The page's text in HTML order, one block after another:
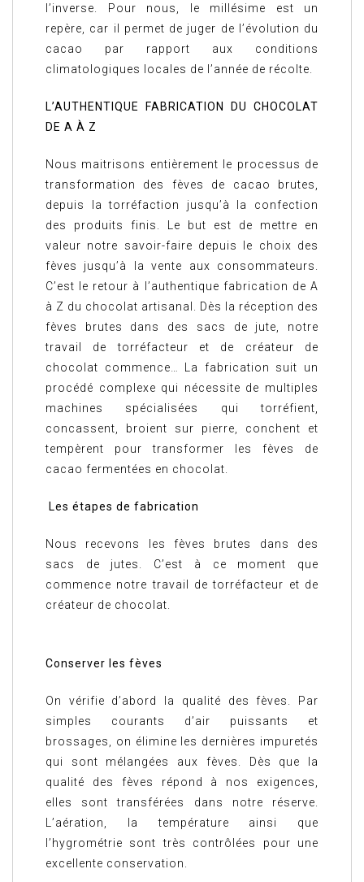
l’inverse. Pour nous, le millésime est un
repère, car il permet de juger de l’évolution du
cacao par rapport aux conditions
climatologiques locales de l’année de récolte.
L’AUTHENTIQUE FABRICATION DU CHOCOLAT
DE A À Z
Nous maitrisons entièrement le processus de
transformation des fèves de cacao brutes,
depuis la torréfaction jusqu’à la confection
des produits finis. Le but est de mettre en
valeur notre savoir-faire depuis le choix des
fèves jusqu’à la vente aux consommateurs.
C’est le retour à l’authentique fabrication de A
à Z du chocolat artisanal. Dès la réception des
fèves brutes dans des sacs de jute, notre
travail de torréfacteur et de créateur de
chocolat commence… La fabrication suit un
procédé complexe qui nécessite de multiples
machines spécialisées qui torréfient,
concassent, broient sur pierre, conchent et
tempèrent pour transformer les fèves de
cacao fermentées en chocolat.
Les étapes de fabrication
Nous recevons les fèves brutes dans des
sacs de jutes. C’est à ce moment que
commence notre travail de torréfacteur et de
créateur de chocolat.
Conserver les fèves
On vérifie d’abord la qualité des fèves. Par
simples courants d’air puissants et
brossages, on élimine les dernières impuretés
qui sont mélangées aux fèves. Dès que la
qualité des fèves répond à nos exigences,
elles sont transférées dans notre réserve.
L’aération, la température ainsi que
l’hygrométrie sont très contrôlées pour une
excellente conservation.